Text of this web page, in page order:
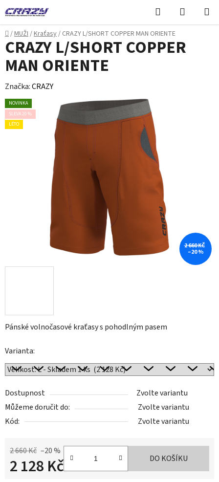
na
obsah
Hledat
KOŠÍK
Domů
/MUŽI/Kraťasy/ CRAZY L/SHORT COPPER MAN ORIENTE
Pánské volnočasové kraťasy s pohodlným pasem
Varianta:
Dostupnost
Zvolte variantu
Můžeme doručit do:
Zvolte variantu
Kód:
Zvolte variantu
2 660 Kč –20 %
2 128 Kč DO KOŠÍKU
CRAZY L/SHORT COPPER
MAN ORIENTE
Značka:CRAZY
NOVINKA
SLEVA 20 %
LÉTO
2 660 KČ
–20 %